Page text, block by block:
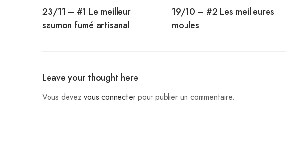
23/11 – #1 Le meilleur
saumon fumé artisanal
19/10 – #2 Les meilleures
moules
Leave your thought here
Vous devez vous connecter pour publier un commentaire.